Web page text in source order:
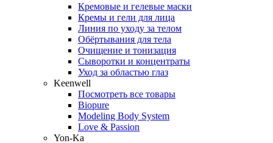
Кремовые и гелевые маски
Кремы и гели для лица
Линия по уходу за телом
Обёртывания для тела
Очищение и тонизация
Сыворотки и концентраты
Уход за областью глаз
Keenwell
Посмотреть все товары
Biopure
Modeling Body System
Love & Passion
Yon-Ka